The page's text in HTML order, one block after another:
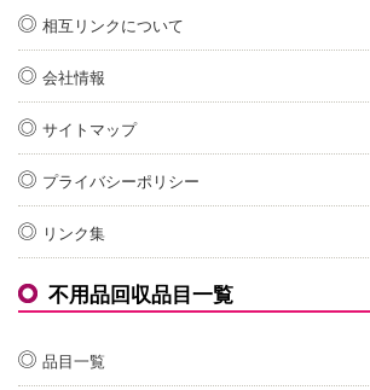
相互リンクについて
会社情報
サイトマップ
プライバシーポリシー
リンク集
不用品回収品目一覧
品目一覧